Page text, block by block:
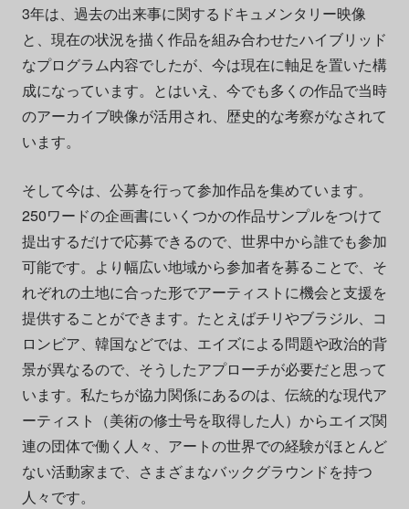
3年は、過去の出来事に関するドキュメンタリー映像
と、現在の状況を描く作品を組み合わせたハイブリッド
なプログラム内容でしたが、今は現在に軸足を置いた構
成になっています。とはいえ、今でも多くの作品で当時
のアーカイブ映像が活用され、歴史的な考察がなされて
います。
そして今は、公募を行って参加作品を集めています。
250ワードの企画書にいくつかの作品サンプルをつけて
提出するだけで応募できるので、世界中から誰でも参加
可能です。より幅広い地域から参加者を募ることで、そ
れぞれの土地に合った形でアーティストに機会と支援を
提供することができます。たとえばチリやブラジル、コ
ロンビア、韓国などでは、エイズによる問題や政治的背
景が異なるので、そうしたアプローチが必要だと思って
います。私たちが協力関係にあるのは、伝統的な現代ア
ーティスト（美術の修士号を取得した人）からエイズ関
連の団体で働く人々、アートの世界での経験がほとんど
ない活動家まで、さまざまなバックグラウンドを持つ
人々です。